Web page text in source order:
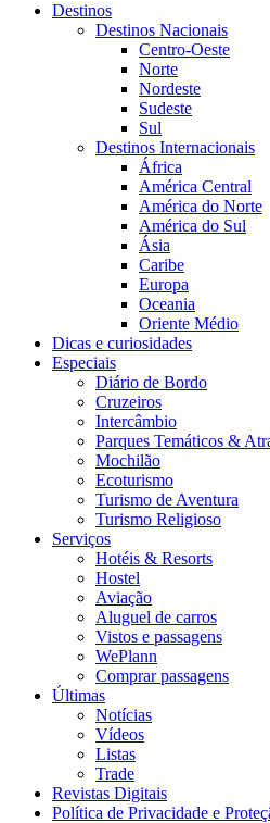
Destinos
Destinos Nacionais
Centro-Oeste
Norte
Nordeste
Sudeste
Sul
Destinos Internacionais
África
América Central
América do Norte
América do Sul
Ásia
Caribe
Europa
Oceania
Oriente Médio
Dicas e curiosidades
Especiais
Diário de Bordo
Cruzeiros
Intercâmbio
Parques Temáticos &
Mochilão
Ecoturismo
Turismo de Aventura
Turismo Religioso
Serviços
Hotéis & Resorts
Hostel
Aviação
Aluguel de carros
Vistos e passagens
WePlann
Comprar passagens
Últimas
Notícias
Vídeos
Listas
Trade
Revistas Digitais
Política de Privacidade e